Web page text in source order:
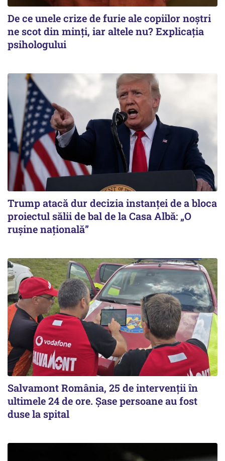
De ce unele crize de furie ale copiilor noștri
ne scot din minți, iar altele nu? Explicația
psihologului
Trump atacă dur decizia instanţei de a bloca
proiectul sălii de bal de la Casa Albă: „O
ruşine naţională”
Salvamont România, 25 de intervenții în
ultimele 24 de ore. Șase persoane au fost
duse la spital